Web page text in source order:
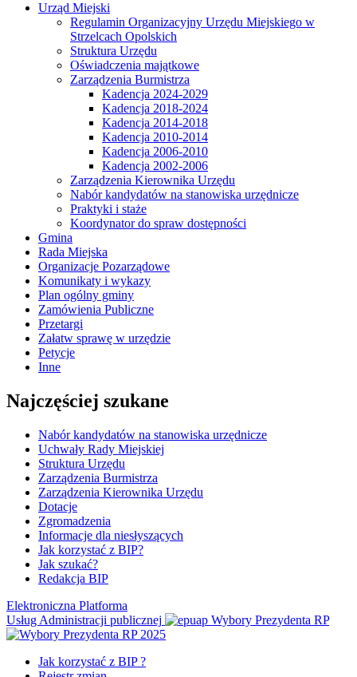
Urząd Miejski
Regulamin Organizacyjny Urzędu Miejskiego w
Strzelcach Opolskich
Struktura Urzędu
Oświadczenia majątkowe
Zarządzenia Burmistrza
Kadencja 2024-2029
Kadencja 2018-2024
Kadencja 2014-2018
Kadencja 2010-2014
Kadencja 2006-2010
Kadencja 2002-2006
Zarządzenia Kierownika Urzędu
Nabór kandydatów na stanowiska urzędnicze
Praktyki i staże
Koordynator do spraw dostępności
Gmina
Rada Miejska
Organizacje Pozarządowe
Komunikaty i wykazy
Plan ogólny gminy
Zamówienia Publiczne
Przetargi
Załatw sprawę w urzędzie
Petycje
Inne
Najczęściej szukane
Nabór kandydatów na stanowiska urzędnicze
Uchwały Rady Miejskiej
Struktura Urzędu
Zarządzenia Burmistrza
Zarządzenia Kierownika Urzędu
Dotacje
Zgromadzenia
Informacje dla niesłyszących
Jak korzystać z BIP?
Jak szukać?
Redakcja BIP
Elektroniczna Platforma
Usług Administracji publicznej
Wybory Prezydenta RP
Jak korzystać z BIP ?